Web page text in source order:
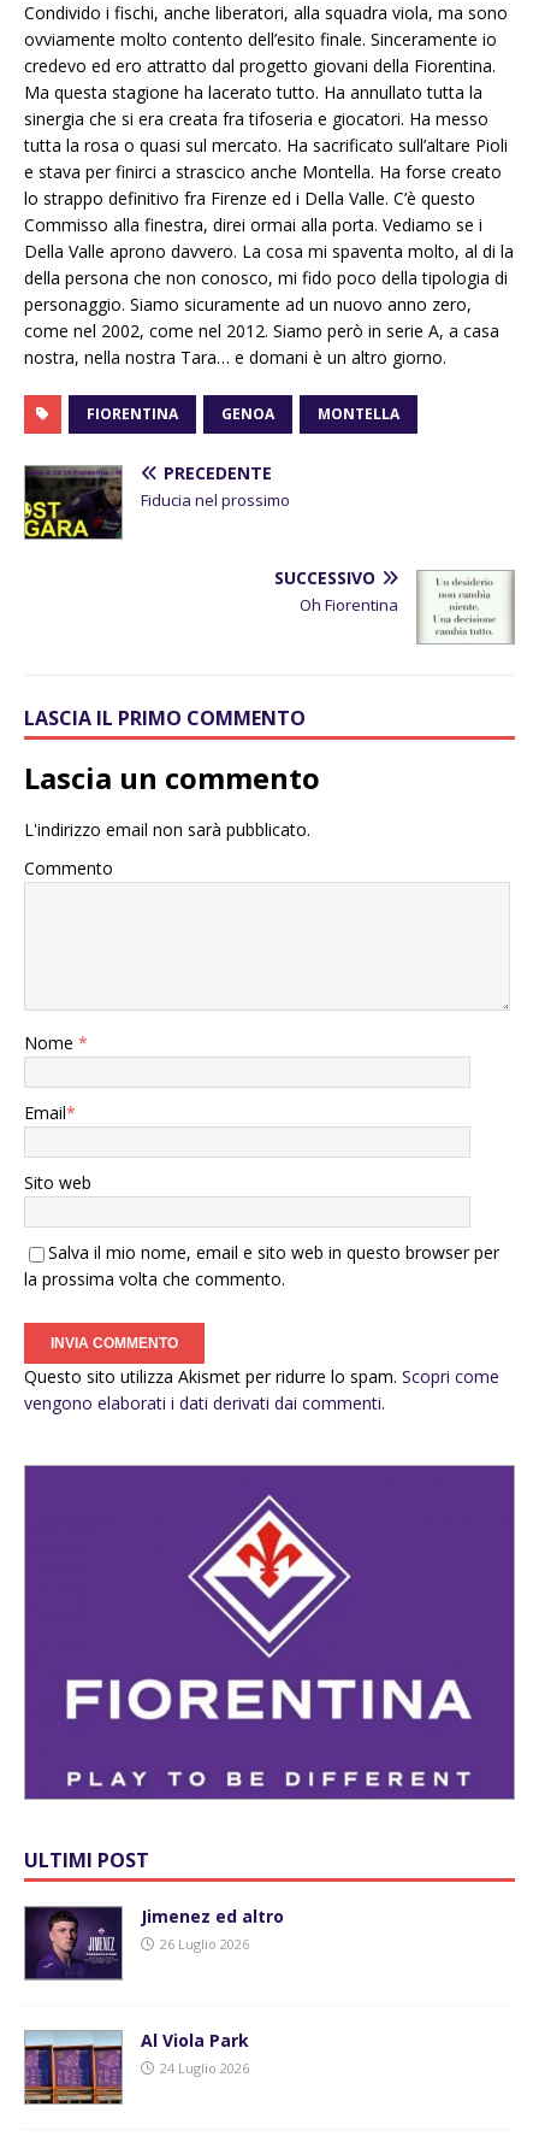
Condivido i fischi, anche liberatori, alla squadra viola, ma sono
ovviamente molto contento dell’esito finale. Sinceramente io
credevo ed ero attratto dal progetto giovani della Fiorentina.
Ma questa stagione ha lacerato tutto. Ha annullato tutta la
sinergia che si era creata fra tifoseria e giocatori. Ha messo
tutta la rosa o quasi sul mercato. Ha sacrificato sull’altare Pioli
e stava per finirci a strascico anche Montella. Ha forse creato
lo strappo definitivo fra Firenze ed i Della Valle. C’è questo
Commisso alla finestra, direi ormai alla porta. Vediamo se i
Della Valle aprono davvero. La cosa mi spaventa molto, al di la
della persona che non conosco, mi fido poco della tipologia di
personaggio. Siamo sicuramente ad un nuovo anno zero,
come nel 2002, come nel 2012. Siamo però in serie A, a casa
nostra, nella nostra Tara… e domani è un altro giorno.
FIORENTINA GENOA MONTELLA
PRECEDENTE
Fiducia nel prossimo
SUCCESSIVO
Oh Fiorentina
LASCIA IL PRIMO COMMENTO
Lascia un commento
L'indirizzo email non sarà pubblicato.
Commento
Nome *
Email*
Sito web
Salva il mio nome, email e sito web in questo browser per
la prossima volta che commento.
Questo sito utilizza Akismet per ridurre lo spam. Scopri come
vengono elaborati i dati derivati dai commenti.
ULTIMI POST
Jimenez ed altro
26 Luglio 2026
Al Viola Park
24 Luglio 2026